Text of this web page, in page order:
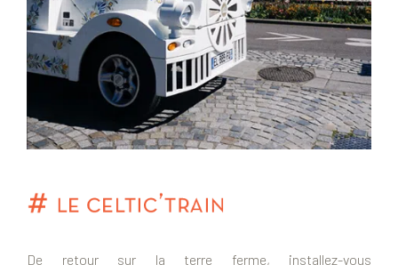
De retour sur la terre ferme, installez-vous